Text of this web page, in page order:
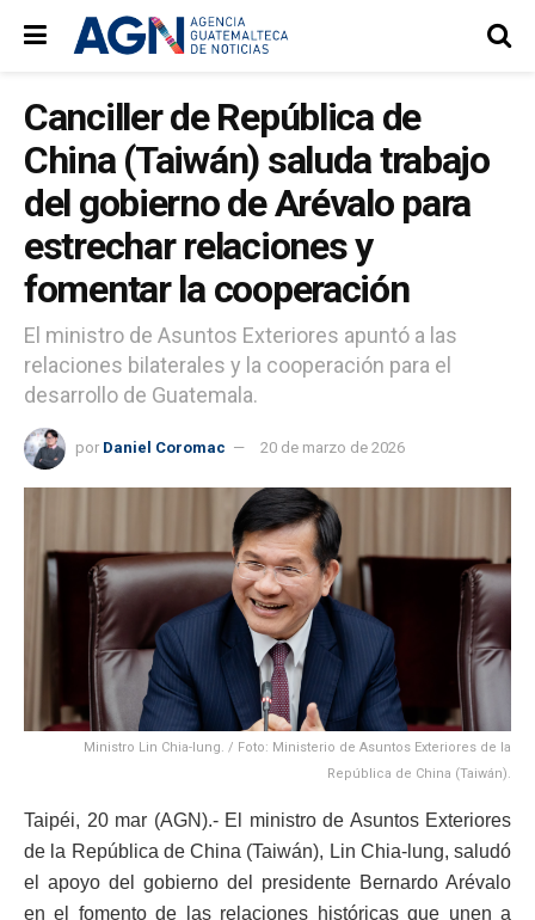
Canciller de República de
China (Taiwán) saluda trabajo
del gobierno de Arévalo para
estrechar relaciones y
fomentar la cooperación
El ministro de Asuntos Exteriores apuntó a las
relaciones bilaterales y la cooperación para el
desarrollo de Guatemala.
por Daniel Coromac 20 de marzo de 2026
Ministro Lin Chia-lung. / Foto: Ministerio de Asuntos Exteriores de la
República de China (Taiwán).
Taipéi, 20 mar (AGN).- El ministro de Asuntos Exteriores
de la República de China (Taiwán), Lin Chia-lung, saludó
el apoyo del gobierno del presidente Bernardo Arévalo
en el fomento de las relaciones históricas que unen a